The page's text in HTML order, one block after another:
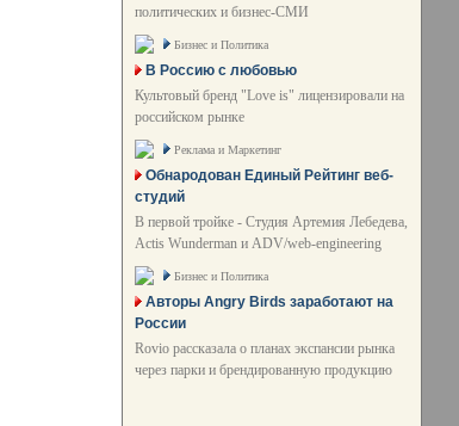
политических и бизнес-СМИ
Бизнес и Политика
В Россию с любовью
Культовый бренд "Love is" лицензировали на
российском рынке
Реклама и Маркетинг
Обнародован Единый Рейтинг веб-
студий
В первой тройке - Студия Артемия Лебедева,
Actis Wunderman и ADV/web-engineering
Бизнес и Политика
Авторы Angry Birds заработают на
России
Rovio рассказала о планах экспансии рынка
через парки и брендированную продукцию